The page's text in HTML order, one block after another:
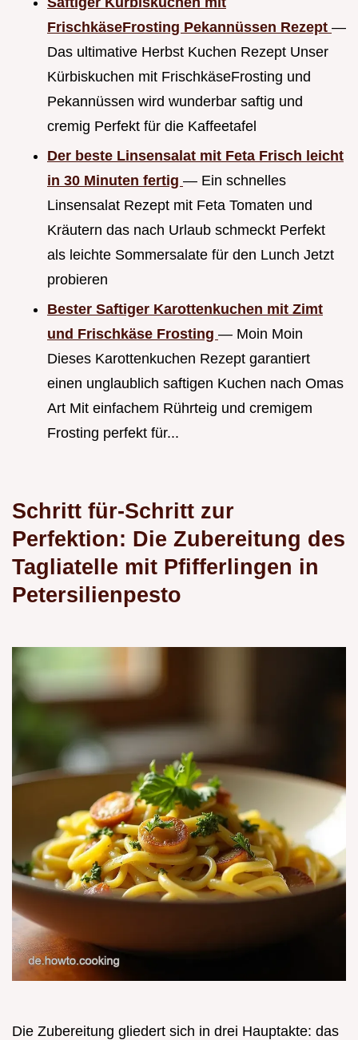
FrischkäseFrosting Pekannüssen Rezept —
Das ultimative Herbst Kuchen Rezept Unser
Kürbiskuchen mit FrischkäseFrosting und
Pekannüssen wird wunderbar saftig und
cremig Perfekt für die Kaffeetafel
Der beste Linsensalat mit Feta Frisch leicht
in 30 Minuten fertig — Ein schnelles
Linsensalat Rezept mit Feta Tomaten und
Kräutern das nach Urlaub schmeckt Perfekt
als leichte Sommersalate für den Lunch Jetzt
probieren
Bester Saftiger Karottenkuchen mit Zimt
und Frischkäse Frosting — Moin Moin
Dieses Karottenkuchen Rezept garantiert
einen unglaublich saftigen Kuchen nach Omas
Art Mit einfachem Rührteig und cremigem
Frosting perfekt für...
Schritt für-Schritt zur
Perfektion: Die Zubereitung des
Tagliatelle mit Pfifferlingen in
Petersilienpesto
Die Zubereitung gliedert sich in drei Hauptakte: das